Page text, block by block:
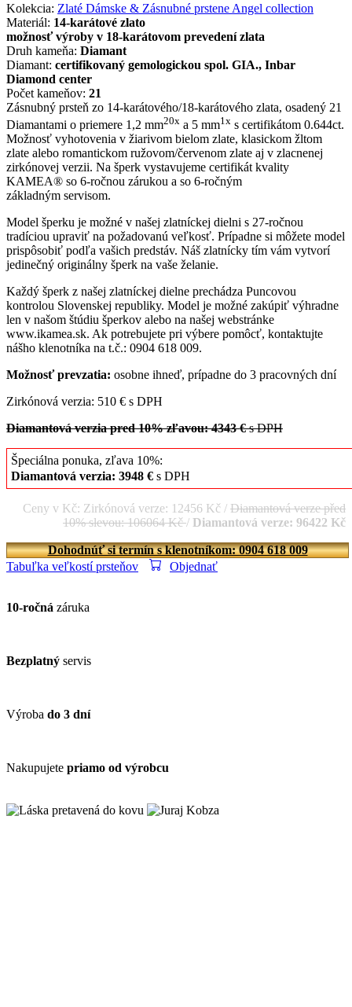
Kolekcia: Zlaté Dámske & Zásnubné prstene Angel collection
Materiál: 14-karátové zlato
možnosť výroby v 18-karátovom prevedení zlata
Druh kameňa: Diamant
Diamant: certifikovaný gemologickou spol. GIA., Inbar
Diamond center
Počet kameňov: 21
Zásnubný prsteň zo 14-karátového/18-karátového zlata, osadený 21
Diamantami o priemere 1,2 mm20x a 5 mm1x s certifikátom 0.644ct.
Možnosť vyhotovenia v žiarivom bielom zlate, klasickom žltom
zlate alebo romantickom ružovom/červenom zlate aj v zlacnenej
zirkónovej verzii. Na šperk vystavujeme certifikát kvality
KAMEA® so 6-ročnou zárukou a so 6-ročným
základným servisom.
Model šperku je možné v našej zlatníckej dielni s 27-ročnou
tradíciou upraviť na požadovanú veľkosť. Prípadne si môžete model
prispôsobiť podľa vašich predstáv. Náš zlatnícky tím vám vytvorí
jedinečný originálny šperk na vaše želanie.
Každý šperk z našej zlatníckej dielne prechádza Puncovou
kontrolou Slovenskej republiky. Model je možné zakúpiť výhradne
len v našom štúdiu šperkov alebo na našej webstránke
www.ikamea.sk. Ak potrebujete pri výbere pomôcť, kontaktujte
nášho klenotníka na t.č.: 0904 618 009.
Možnosť prevzatia: osobne ihneď, prípadne do 3 pracovných dní
Zirkónová verzia: 510 € s DPH
Diamantová verzia pred 10% zľavou: 4343 €s DPH
Špeciálna ponuka, zľava 10%:
Diamantová verzia: 3948 € s DPH
Ceny v Kč: Zirkónová verze: 12456 Kč / Diamantová verze před
10% slevou: 106064 Kč/ Diamantová verze: 96422 Kč
Dohodnúť si termín s klenotníkom: 0904 618 009
Tabuľka veľkostí prsteňov
Objednať
10-ročná záruka
Bezplatný servis
Výroba do 3 dní
Nakupujete priamo od výrobcu